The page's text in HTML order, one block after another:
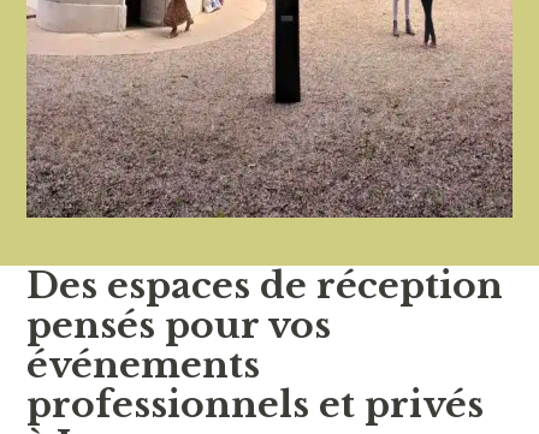
Des espaces de réception
pensés pour vos
événements
professionnels et privés